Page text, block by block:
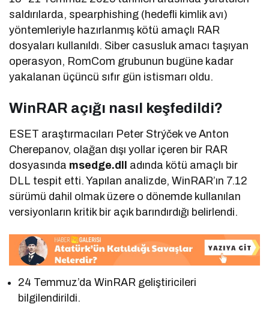
saldırılarda, spearphishing (hedefli kimlik avı)
yöntemleriyle hazırlanmış kötü amaçlı RAR
dosyaları kullanıldı. Siber casusluk amacı taşıyan
operasyon, RomCom grubunun bugüne kadar
yakalanan üçüncü sıfır gün istismarı oldu.
WinRAR açığı nasıl keşfedildi?
ESET araştırmacıları Peter Strýček ve Anton
Cherepanov, olağan dışı yollar içeren bir RAR
dosyasında msedge.dll
adında kötü amaçlı bir
DLL tespit etti. Yapılan analizde, WinRAR’ın 7.12
sürümü dahil olmak üzere o dönemde kullanılan
versiyonların kritik bir açık barındırdığı belirlendi.
24 Temmuz’da WinRAR geliştiricileri
bilgilendirildi.